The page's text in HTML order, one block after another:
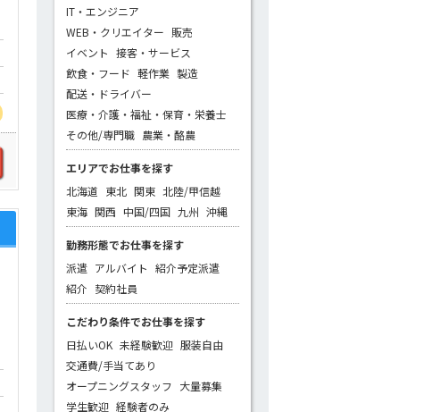
IT・エンジニア
WEB・クリエイター 販売
イベント 接客・サービス
飲食・フード 軽作業 製造
配送・ドライバー
医療・介護・福祉・保育・栄養士
その他/専門職 農業・酪農
エリアでお仕事を探す
北海道 東北 関東 北陸/甲信越
東海 関西 中国/四国 九州 沖縄
勤務形態でお仕事を探す
派遣 アルバイト 紹介予定派遣
紹介 契約社員
こだわり条件でお仕事を探す
日払いOK 未経験歓迎 服装自由
交通費/手当てあり
オープニングスタッフ 大量募集
学生歓迎 経験者のみ